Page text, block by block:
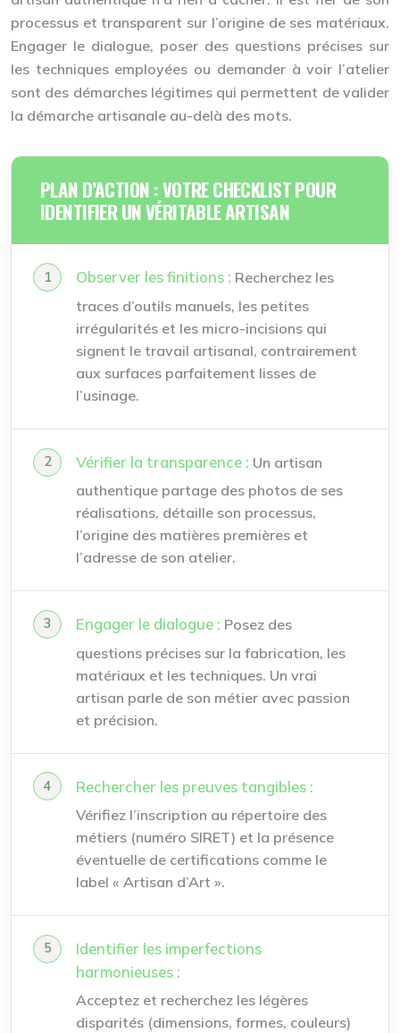
processus et transparent sur l’origine de ses matériaux.
Engager le dialogue, poser des questions précises sur
les techniques employées ou demander à voir l’atelier
sont des démarches légitimes qui permettent de valider
la démarche artisanale au-delà des mots.
PLAN D’ACTION : VOTRE CHECKLIST POUR
IDENTIFIER UN VÉRITABLE ARTISAN
Observer les finitions : Recherchez les
traces d’outils manuels, les petites
irrégularités et les micro-incisions qui
signent le travail artisanal, contrairement
aux surfaces parfaitement lisses de
l’usinage.
Vérifier la transparence : Un artisan
authentique partage des photos de ses
réalisations, détaille son processus,
l’origine des matières premières et
l’adresse de son atelier.
Engager le dialogue : Posez des
questions précises sur la fabrication, les
matériaux et les techniques. Un vrai
artisan parle de son métier avec passion
et précision.
Rechercher les preuves tangibles :
Vérifiez l’inscription au répertoire des
métiers (numéro SIRET) et la présence
éventuelle de certifications comme le
label « Artisan d’Art ».
Identifier les imperfections
harmonieuses :
Acceptez et recherchez les légères
disparités (dimensions, formes, couleurs)